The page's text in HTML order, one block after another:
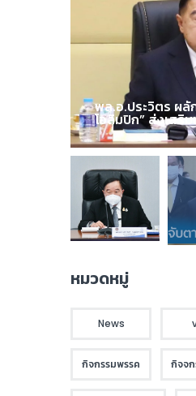
พล.อ.ประวิตร ผลั
โอลิมปิก” ส่งเสริ
หมวดหมู่
News
กิจกรรมพรรค กิจจ